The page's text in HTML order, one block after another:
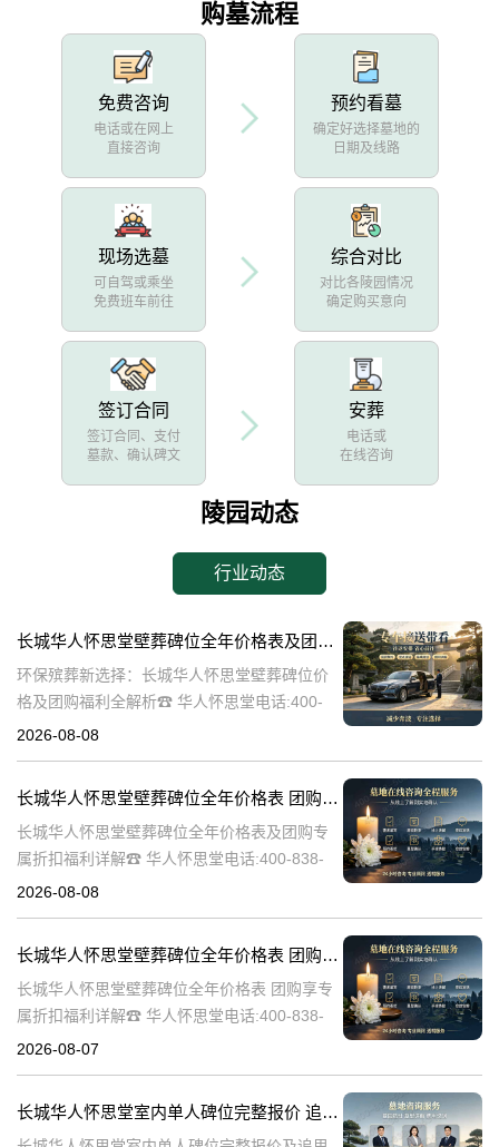
购墓流程
免费咨询
电话或在网上
直接咨询
预约看墓
确定好选择墓地的
日期及线路
现场选墓
可自驾或乘坐
免费班车前往
综合对比
对比各陵园情况
确定购买意向
签订合同
签订合同、支付
墓款、确认碑文
安葬
电话或
在线咨询
陵园动态
行业动态
长城华人怀思堂壁葬碑位全年价格表及团购专属折扣福利详解
环保殡葬新选择：长城华人怀思堂壁葬碑位价
格及团购福利全解析☎ 华人怀思堂电话:400-
838-5063随着现代人对身后事的规划日益细
2026-08-08
长城华人怀思堂壁葬碑位全年价格表 团购享专属折扣福利详解
长城华人怀思堂壁葬碑位全年价格表及团购专
属折扣福利详解☎ 华人怀思堂电话:400-838-
5063随着社会的发展和人们观念的转变，越来
2026-08-08
长城华人怀思堂壁葬碑位全年价格表 团购享专属折扣福利详解
长城华人怀思堂壁葬碑位全年价格表 团购享专
属折扣福利详解☎ 华人怀思堂电话:400-838-
5063随着社会的发展和人们观念的变化，越来
2026-08-07
长城华人怀思堂室内单人碑位完整报价 追思厅使用费用减免详解